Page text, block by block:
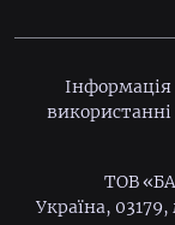
ТОВ
Україна,